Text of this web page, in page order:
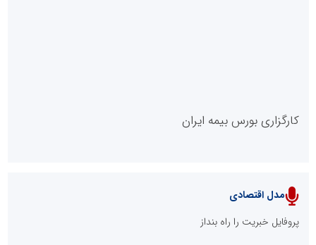
پایگاه خبری نهضت ملی مسکن
کارگزاری بورس بیمه ایران
مدل اقتصادی
پروفایل خبریت را راه بنداز